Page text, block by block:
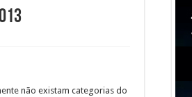
não existam categorias do